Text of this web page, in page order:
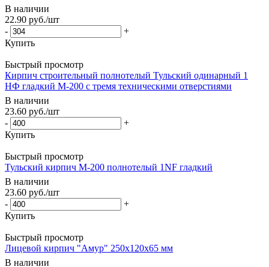
В наличии
22.90 руб./шт
-
+
Купить
Быстрый просмотр
Кирпич строительный полнотелый Тульский одинарный 1
НФ гладкий М-200 с тремя техническими отверстиями
В наличии
23.60 руб./шт
-
+
Купить
Быстрый просмотр
Тульский кирпич М-200 полнотелый 1NF гладкий
В наличии
23.60 руб./шт
-
+
Купить
Быстрый просмотр
Лицевой кирпич "Амур" 250x120x65 мм
В наличии